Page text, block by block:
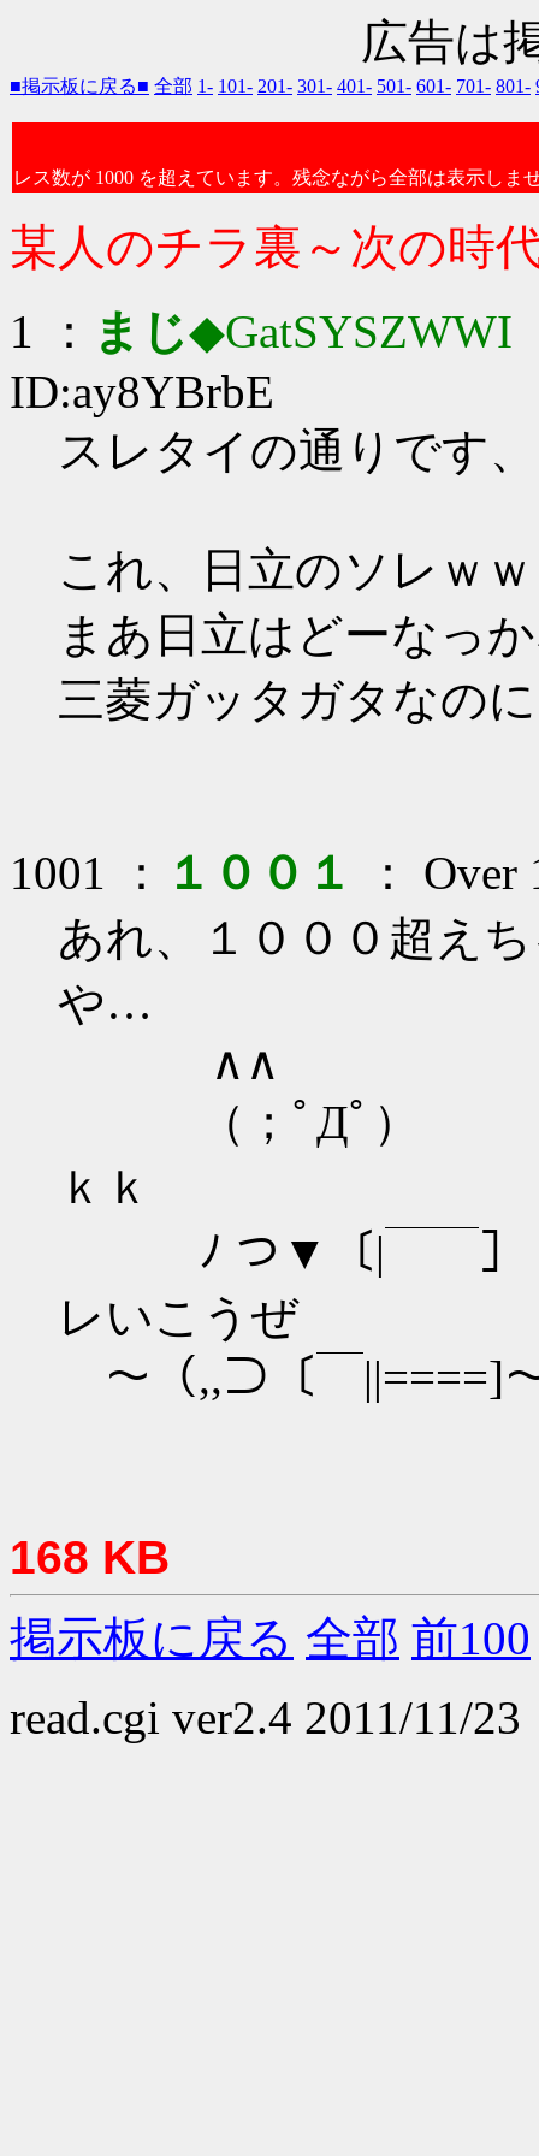
広告は
■掲示板に戻る■ 全部 1- 101- 201- 301- 401- 501- 601- 701- 801-
レス数が 1000 を超えています。残念ながら全部は表示しま
某人のチラ裏～次の時
1 ： まじ◆GatSYSZWWI
ID:ay8YBrbE
スレタイの通りです
これ、日立のソレｗ
まあ日立はどーなっ
三菱ガッタガタなの
1001 ： １００１
： Over
あれ、１０００超え
や…
∧∧
（；ﾟДﾟ
ｋｋ
ﾉ つ▼〔|
レいこうぜ
～（,,⊃〔￣||====]
168 KB
掲示板に戻る 全部 前100
read.cgi ver2.4 2011/11/23